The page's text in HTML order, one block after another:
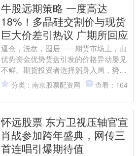
牛股远期策略 一度高达
18%！多晶硅交割价与现货
巨大价差引热议 广期所回应
逼仓，洗盘，囤居——期货市场上，由
优势资金优势货盘引发的价格异动屡见
不鲜。期货投资者选择躬身入局，势必
要有一些风险“觉悟”。 12月23日晚间，
广州期货交易所（....
分类：南京股票配资网 查看：164
怀远股票 东方卫视压轴官宣
肖战参加跨年盛典，网传三
首连唱引爆期待值